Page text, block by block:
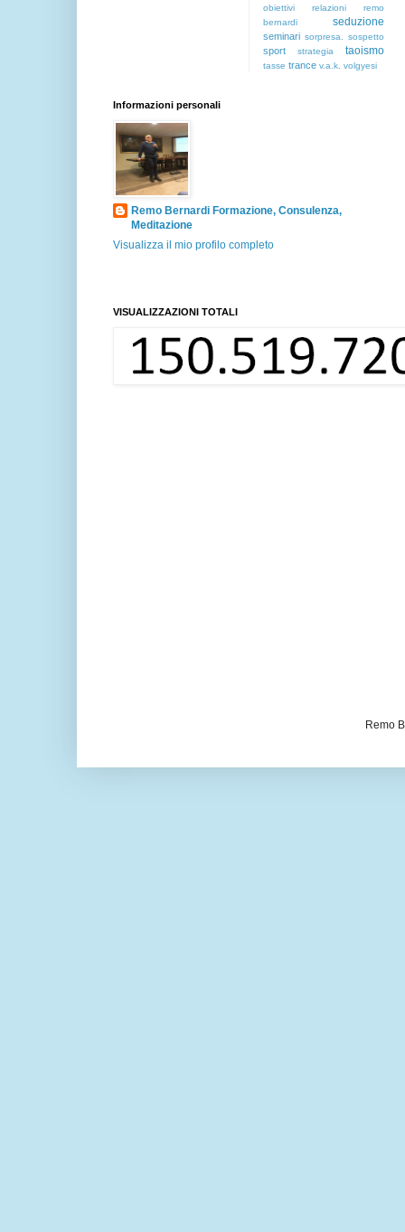
obiettivi relazioni
remo
bernardi
seduzione
seminari sorpresa. sospetto
sport strategia taoismo
tasse trance v.a.k. volgyesi
Informazioni personali
Remo Bernardi Formazione, Consulenza,
Meditazione
Visualizza il mio profilo completo
VISUALIZZAZIONI TOTALI
Remo